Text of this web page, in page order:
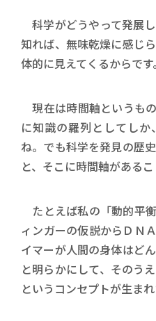
科学がどうやって発展
知れば、無味乾燥に感じ
体的に見えてくるからです。
現在は時間軸というも
に知識の羅列としてし
ね。でも科学を発見の歴
と、そこに時間軸があるこ
たとえば私の「動的平
ィンガーの仮説からＤＮ
イマーが人間の身体はど
と明らかにして、そのう
というコンセプトが生ま